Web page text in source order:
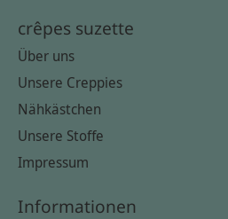
crêpes suzette
Über uns
Unsere Creppies
Nähkästchen
Unsere Stoffe
Impressum
Informationen